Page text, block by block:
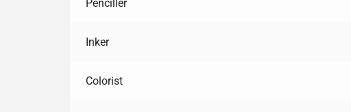
Penciller
Inker
Colorist